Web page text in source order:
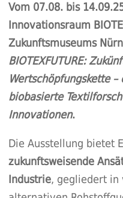
Vom 07.08. bis
Innovationsraum
Zukunftsmuseums
BIOTEXFUTURE:
Wertschöpfungskette
biobasierte
Innovationen.
Die Ausstellung bietet
zukunftsweisende
Industrie, gegliedert in